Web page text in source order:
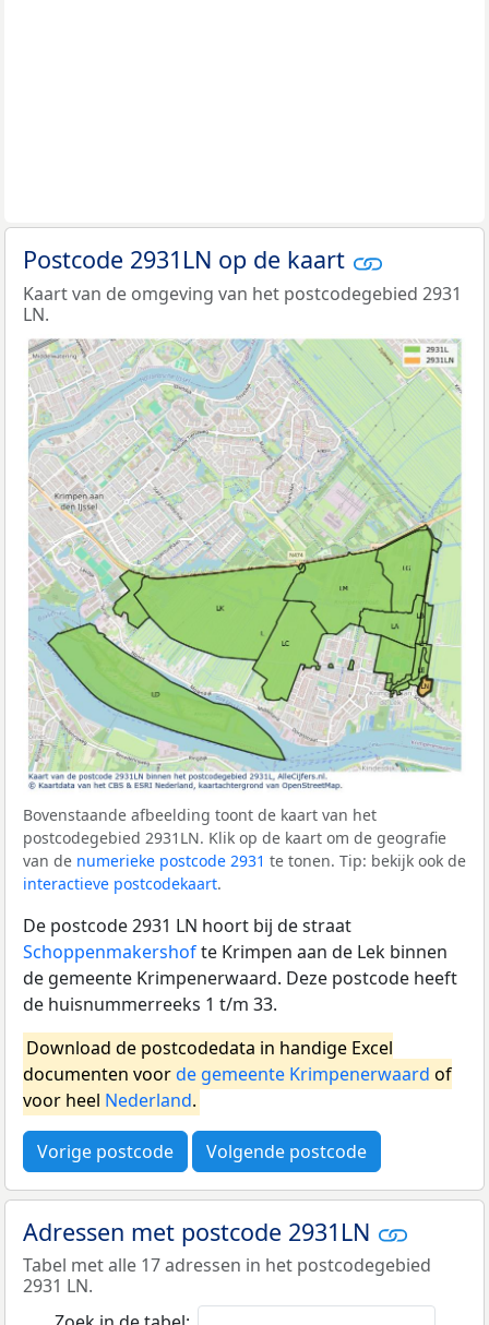
Postcode 2931LN op de kaart
Kaart van de omgeving van het postcodegebied 2931
LN.
Bovenstaande afbeelding toont de kaart van het
postcodegebied 2931LN. Klik op de kaart om de geografie
van de numerieke postcode 2931 te tonen. Tip: bekijk ook de
interactieve postcodekaart.
De postcode 2931 LN hoort bij de straat
Schoppenmakershofte Krimpen aan de Lek binnen
de gemeente Krimpenerwaard. Deze postcode heeft
de huisnummerreeks 1 t/m 33.
Download de postcodedata in handige Excel
documenten voorde gemeente Krimpenerwaard of
voor heel Nederland.
Vorige postcode Volgende postcode
Adressen met postcode 2931LN
Tabel met alle 17 adressen in het postcodegebied
2931 LN.